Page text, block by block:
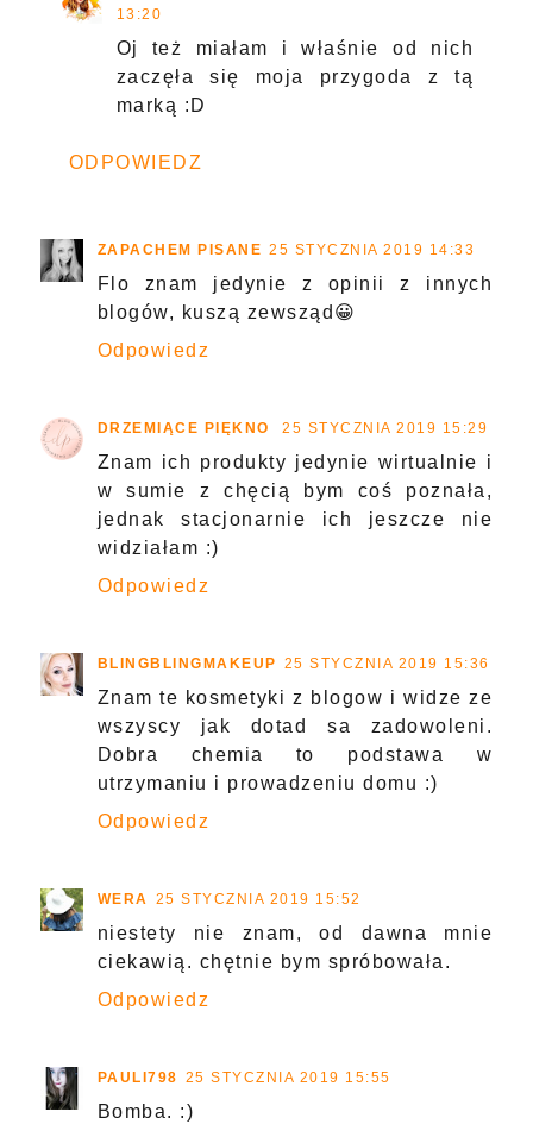
13:20
Oj też miałam i właśnie od nich
zaczęła się moja przygoda z tą
marką :D
ODPOWIEDZ
ZAPACHEM PISANE 25 STYCZNIA 2019 14:33
Flo znam jedynie z opinii z innych
blogów, kuszą zewsząd😀
Odpowiedz
DRZEMIĄCE PIĘKNO 25 STYCZNIA 2019 15:29
Znam ich produkty jedynie wirtualnie i
w sumie z chęcią bym coś poznała,
jednak stacjonarnie ich jeszcze nie
widziałam :)
Odpowiedz
BLINGBLINGMAKEUP 25 STYCZNIA 2019 15:36
Znam te kosmetyki z blogow i widze ze
wszyscy jak dotad sa zadowoleni.
Dobra chemia to podstawa w
utrzymaniu i prowadzeniu domu :)
Odpowiedz
WERA 25 STYCZNIA 2019 15:52
niestety nie znam, od dawna mnie
ciekawią. chętnie bym spróbowała.
Odpowiedz
PAULI798 25 STYCZNIA 2019 15:55
Bomba. :)